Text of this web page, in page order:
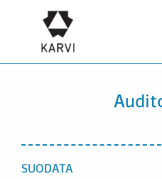
sisältöön
SUODATA